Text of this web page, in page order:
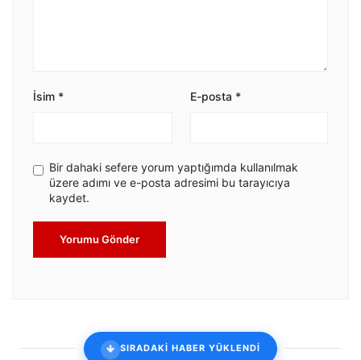
İsim * E-posta *
Bir dahaki sefere yorum yaptığımda kullanılmak
üzere adımı ve e-posta adresimi bu tarayıcıya
kaydet.
Yorumu Gönder
SIRADAKİ HABER YÜKLENDİ